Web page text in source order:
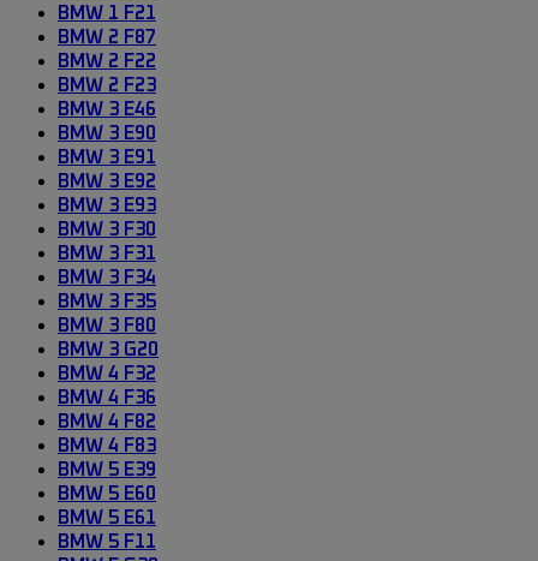
BMW 1 F21
BMW 2 F87
BMW 2 F22
BMW 2 F23
BMW 3 E46
BMW 3 E90
BMW 3 E91
BMW 3 E92
BMW 3 E93
BMW 3 F30
BMW 3 F31
BMW 3 F34
BMW 3 F35
BMW 3 F80
BMW 3 G20
BMW 4 F32
BMW 4 F36
BMW 4 F82
BMW 4 F83
BMW 5 E39
BMW 5 E60
BMW 5 E61
BMW 5 F11